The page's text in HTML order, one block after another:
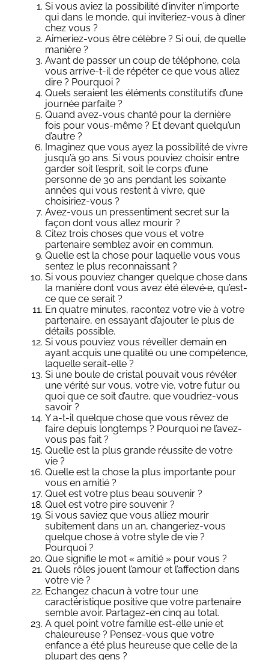
Si vous aviez la possibilité d’inviter n’importe
qui dans le monde, qui inviteriez-vous à dîner
chez vous ?
Aimeriez-vous être célèbre ? Si oui, de quelle
manière ?
Avant de passer un coup de téléphone, cela
vous arrive-t-il de répéter ce que vous allez
dire ? Pourquoi ?
Quels seraient les éléments constitutifs d’une
journée parfaite ?
Quand avez-vous chanté pour la dernière
fois pour vous-même ? Et devant quelqu’un
d’autre ?
Imaginez que vous ayez la possibilité de vivre
jusqu’à 90 ans. Si vous pouviez choisir entre
garder soit l’esprit, soit le corps d’une
personne de 30 ans pendant les soixante
années qui vous restent à vivre, que
choisiriez-vous ?
Avez-vous un pressentiment secret sur la
façon dont vous allez mourir ?
Citez trois choses que vous et votre
partenaire semblez avoir en commun.
Quelle est la chose pour laquelle vous vous
sentez le plus reconnaissant ?
Si vous pouviez changer quelque chose dans
la manière dont vous avez été élevé·e, qu’est-
ce que ce serait ?
En quatre minutes, racontez votre vie à votre
partenaire, en essayant d’ajouter le plus de
détails possible.
Si vous pouviez vous réveiller demain en
ayant acquis une qualité ou une compétence,
laquelle serait-elle ?
Si une boule de cristal pouvait vous révéler
une vérité sur vous, votre vie, votre futur ou
quoi que ce soit d’autre, que voudriez-vous
savoir ?
Y a-t-il quelque chose que vous rêvez de
faire depuis longtemps ? Pourquoi ne l’avez-
vous pas fait ?
Quelle est la plus grande réussite de votre
vie ?
Quelle est la chose la plus importante pour
vous en amitié ?
Quel est votre plus beau souvenir ?
Quel est votre pire souvenir ?
Si vous saviez que vous alliez mourir
subitement dans un an, changeriez-vous
quelque chose à votre style de vie ?
Pourquoi ?
Que signifie le mot « amitié » pour vous ?
Quels rôles jouent l’amour et l’affection dans
votre vie ?
Echangez chacun à votre tour une
caractéristique positive que votre partenaire
semble avoir. Partagez-en cinq au total.
A quel point votre famille est-elle unie et
chaleureuse ? Pensez-vous que votre
enfance a été plus heureuse que celle de la
plupart des gens ?